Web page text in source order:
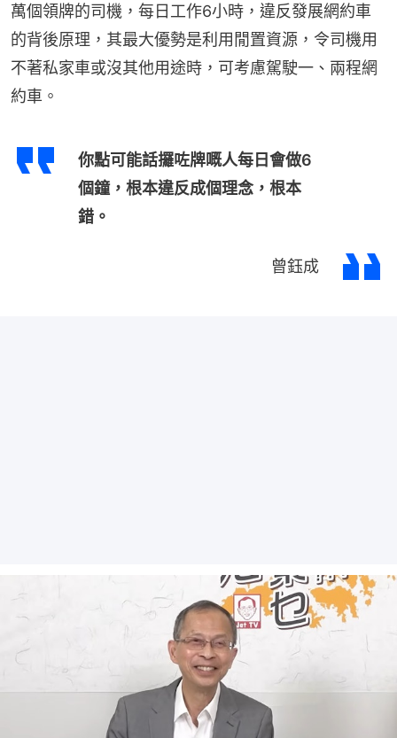
萬個領牌的司機，每日工作6小時，違反發展網約車
的背後原理，其最大優勢是利用閒置資源，令司機用
不著私家車或沒其他用途時，可考慮駕駛一、兩程網
約車。
你點可能話攞咗牌嘅人每日會做6
個鐘，根本違反成個理念，根本
錯。
曾鈺成